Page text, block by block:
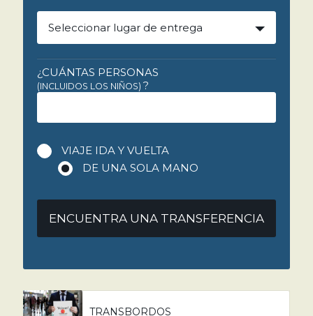
Seleccionar lugar de entrega
¿CUÁNTAS PERSONAS
(INCLUIDOS LOS NIÑOS) ?
VIAJE IDA Y VUELTA
DE UNA SOLA MANO
ENCUENTRA UNA TRANSFERENCIA
TRANSBORDOS